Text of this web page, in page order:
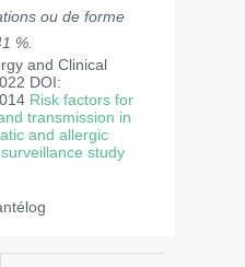
ou de forme
%.
and Clinical
DOI:
Risk factors for
transmission in
and allergic
study